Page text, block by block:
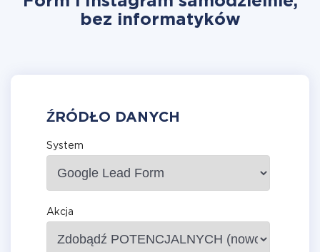
bez informatyków
ŹRÓDŁO DANYCH
System
Akcja